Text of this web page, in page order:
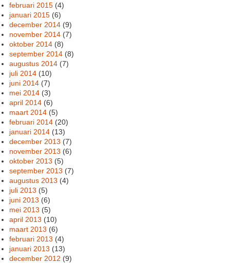
februari 2015 (4)
januari 2015 (6)
december 2014 (9)
november 2014 (7)
oktober 2014 (8)
september 2014 (8)
augustus 2014 (7)
juli 2014 (10)
juni 2014 (7)
mei 2014 (3)
april 2014 (6)
maart 2014 (5)
februari 2014 (20)
januari 2014 (13)
december 2013 (7)
november 2013 (6)
oktober 2013 (5)
september 2013 (7)
augustus 2013 (4)
juli 2013 (5)
juni 2013 (6)
mei 2013 (5)
april 2013 (10)
maart 2013 (6)
februari 2013 (4)
januari 2013 (13)
december 2012 (9)